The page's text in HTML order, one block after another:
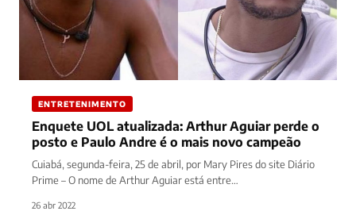
ENTRETENIMENTO
Enquete UOL atualizada: Arthur Aguiar perde o
posto e Paulo Andre é o mais novo campeão
Cuiabá, segunda-feira, 25 de abril, por Mary Pires do site Diário
Prime – O nome de Arthur Aguiar está entre…
26 abr 2022